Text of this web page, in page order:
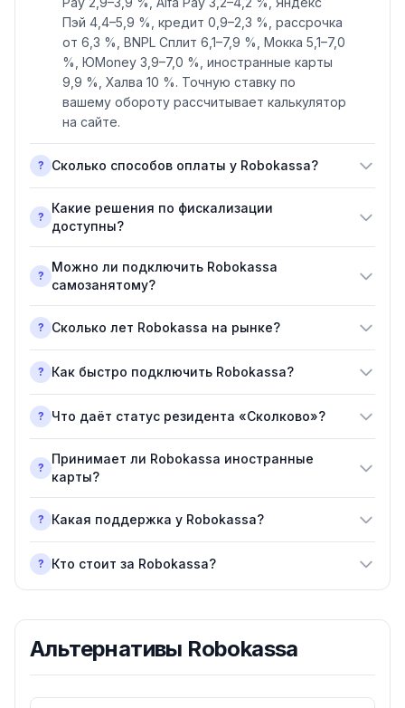
Пэй 4,4–5,9 %, кредит 0,9–2,3 %, рассрочка
от 6,3 %, BNPL Сплит 6,1–7,9 %, Мокка 5,1–7,0
%, ЮMoney 3,9–7,0 %, иностранные карты
9,9 %, Халва 10 %. Точную ставку по
вашему обороту рассчитывает калькулятор
на сайте.
? Сколько способов оплаты у Robokassa?
?
Какие решения по фискализации
доступны?
?
Можно ли подключить Robokassa
самозанятому?
? Сколько лет Robokassa на рынке?
? Как быстро подключить Robokassa?
? Что даёт статус резидента «Сколково»?
?
Принимает ли Robokassa иностранные
карты?
? Какая поддержка у Robokassa?
? Кто стоит за Robokassa?
Альтернативы Robokassa